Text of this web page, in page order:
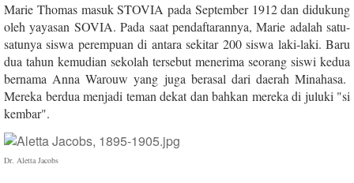
Marie Thomas masuk STOVIA pada September 1912 dan didukung
oleh yayasan SOVIA. Pada saat pendaftarannya, Marie adalah satu-
satunya siswa perempuan di antara sekitar 200 siswa laki-laki. Baru
dua tahun kemudian sekolah tersebut menerima seorang siswi kedua
bernama Anna Warouw yang juga berasal dari daerah Minahasa.
Mereka berdua menjadi teman dekat dan bahkan mereka di juluki "si
kembar".
Dr. Aletta Jacobs